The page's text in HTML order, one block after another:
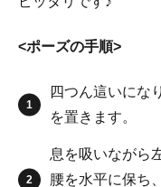
<ポーズの手順>
四つん這いにな
を置きます。
息を吸いながら
腰を水平に保ち